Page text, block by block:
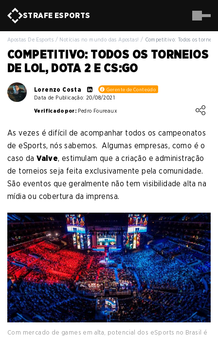
STRAFE ESPORTS
Apostas De Esports / Notícias no mundo das Apostas! / Competitivo: Todos os
COMPETITIVO: TODOS OS TORNEIOS
DE LOL, DOTA 2 E CS:GO
Lorenzo Costa Gerente de Conteúdo
Data de Publicação: 20/08/2021
Verificado por: Pedro Foureaux
As vezes é difícil de acompanhar todos os campeonatos
de eSports, nós sabemos. Algumas empresas, como é o
caso daValve, estimulam que a criação e administração
de torneios seja feita exclusivamente pela comunidade.
São eventos que geralmente não tem visibilidade alta na
mídia ou cobertura da imprensa.
Com mercado de games em alta, potencial dos eSports no Brasil é